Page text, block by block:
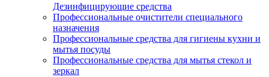
Дезинфицирующие средства
Профессиональные очистители специального
назначения
Профессиональные средства для гигиены кухни и
мытья посуды
Профессиональные средства для мытья стекол и
зеркал